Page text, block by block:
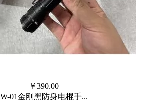
￥390.00
W-01金刚黑防身电棍手...